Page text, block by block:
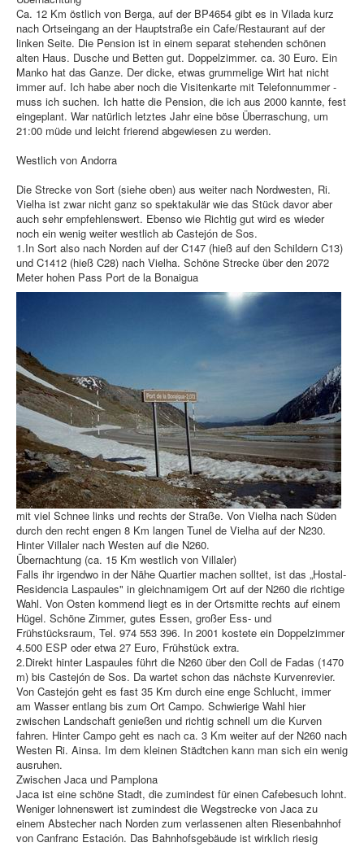
Ca. 12 Km östlich von Berga, auf der BP4654 gibt es in Vilada kurz
nach Ortseingang an der Hauptstraße ein Cafe/Restaurant auf der
linken Seite. Die Pension ist in einem separat stehenden schönen
alten Haus. Dusche und Betten gut. Doppelzimmer. ca. 30 Euro. Ein
Manko hat das Ganze. Der dicke, etwas grummelige Wirt hat nicht
immer auf. Ich habe aber noch die Visitenkarte mit Telefonnummer -
muss ich suchen. Ich hatte die Pension, die ich aus 2000 kannte, fest
eingeplant. War natürlich letztes Jahr eine böse Überraschung, um
21:00 müde und leicht frierend abgewiesen zu werden.
Westlich von Andorra
Die Strecke von Sort (siehe oben) aus weiter nach Nordwesten, Ri.
Vielha ist zwar nicht ganz so spektakulär wie das Stück davor aber
auch sehr empfehlenswert. Ebenso wie Richtig gut wird es wieder
noch ein wenig weiter westlich ab Castejón de Sos.
1.In Sort also nach Norden auf der C147 (hieß auf den Schildern C13)
und C1412 (hieß C28) nach Vielha. Schöne Strecke über den 2072
Meter hohen Pass Port de la Bonaigua
mit viel Schnee links und rechts der Straße. Von Vielha nach Süden
durch den recht engen 8 Km langen Tunel de Vielha auf der N230.
Hinter Villaler nach Westen auf die N260.
Übernachtung (ca. 15 Km westlich von Villaler)
Falls ihr irgendwo in der Nähe Quartier machen solltet, ist das „Hostal-
Residencia Laspaules" in gleichnamigem Ort auf der N260 die richtige
Wahl. Von Osten kommend liegt es in der Ortsmitte rechts auf einem
Hügel. Schöne Zimmer, gutes Essen, großer Ess- und
Frühstücksraum, Tel. 974 553 396. In 2001 kostete ein Doppelzimmer
4.500 ESP oder etwa 27 Euro, Frühstück extra.
2.Direkt hinter Laspaules führt die N260 über den Coll de Fadas (1470
m) bis Castejón de Sos. Da wartet schon das nächste Kurvenrevier.
Von Castejón geht es fast 35 Km durch eine enge Schlucht, immer
am Wasser entlang bis zum Ort Campo. Schwierige Wahl hier
zwischen Landschaft genießen und richtig schnell um die Kurven
fahren. Hinter Campo geht es nach ca. 3 Km weiter auf der N260 nach
Westen Ri. Ainsa. Im dem kleinen Städtchen kann man sich ein wenig
ausruhen.
Zwischen Jaca und Pamplona
Jaca ist eine schöne Stadt, die zumindest für einen Cafebesuch lohnt.
Weniger lohnenswert ist zumindest die Wegstrecke von Jaca zu
einem Abstecher nach Norden zum verlassenen alten Riesenbahnhof
von Canfranc Estación. Das Bahnhofsgebäude ist wirklich riesig